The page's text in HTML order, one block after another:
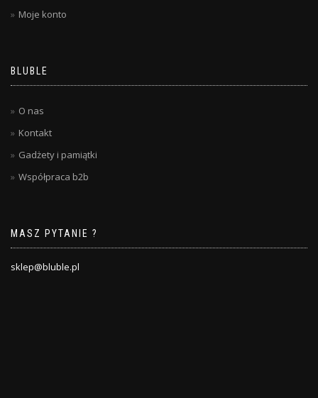
Moje konto
BLUBLE
O nas
Kontakt
Gadżety i pamiątki
Współpraca b2b
MASZ PYTANIE ?
sklep@bluble.pl